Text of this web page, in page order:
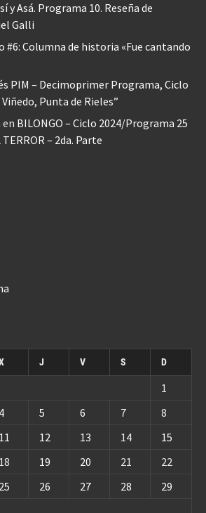
y Asá. Programa 10. Reseña de
Galli
#6: Columna de historia «Fue cantando
PIM – Decimoprimer Programa, Ciclo
Punta de Rieles”
en BILONGO – Ciclo 2024/Programa 25
TERROR – 2da. Parte
J V S D
1
4 5 6 7
8
11 12 13 14
15
18 19 20 21
22
25 26 27 28
29